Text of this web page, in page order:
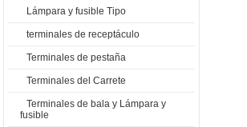
Lámpara y fusible Tipo
terminales de receptáculo
Terminales de pestaña
Terminales del Carrete
Terminales de bala y Lámpara y
fusible